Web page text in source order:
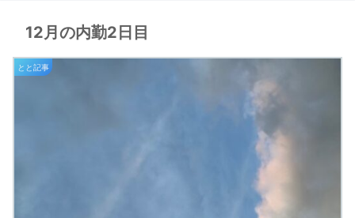
12月の内勤2日目
とと記事